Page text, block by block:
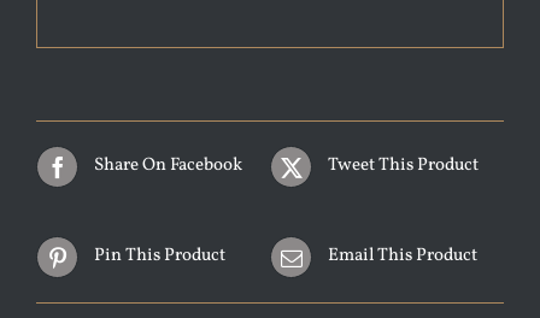
Share On Facebook Tweet This Product
Pin This Product Email This Product